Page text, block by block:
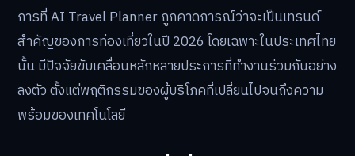
การที่ AI Travel Planner ถูกคาดการณ์ว่าจะเป็นเทรนด์
สำคัญของการท่องเที่ยวในปี 2026 โดยเฉพาะในประเทศไทย
นั้น มีปัจจัยขับเคลื่อนหลักหลายประการที่ทำงานร่วมกันอย่าง
ลงตัว ตั้งแต่พฤติกรรมของผู้บริโภคที่เปลี่ยนไปจนถึงความ
พร้อมของเทคโนโลยี